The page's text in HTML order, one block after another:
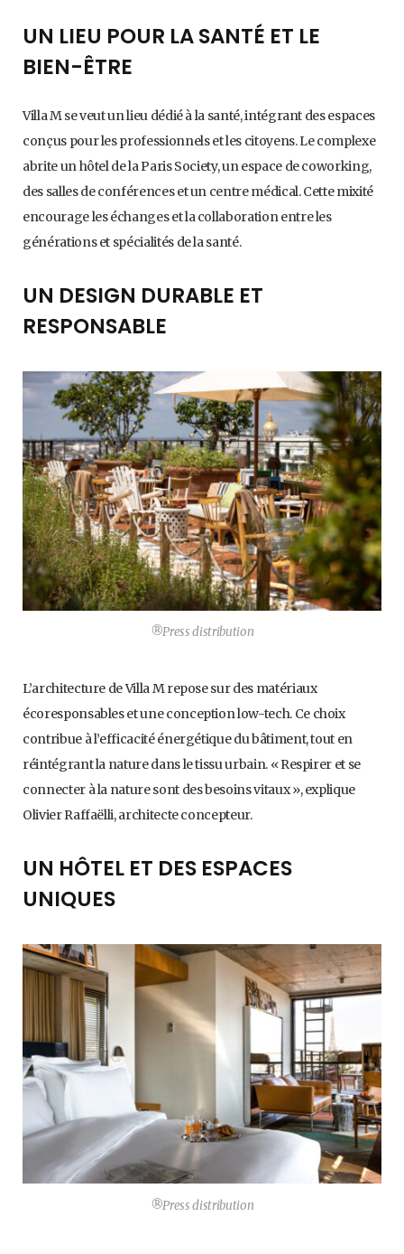
UN LIEU POUR LA SANTÉ ET LE
BIEN-ÊTRE
Villa M se veut un lieu dédié à la santé, intégrant des espaces
conçus pour les professionnels et les citoyens. Le complexe
abrite un hôtel de la Paris Society, un espace de coworking,
des salles de conférences et un centre médical. Cette mixité
encourage les échanges et la collaboration entre les
générations et spécialités de la santé.
UN DESIGN DURABLE ET
RESPONSABLE
®Press distribution
L’architecture de Villa M repose sur des matériaux
écoresponsables et une conception low-tech. Ce choix
contribue à l’efficacité énergétique du bâtiment, tout en
réintégrant la nature dans le tissu urbain. « Respirer et se
connecter à la nature sont des besoins vitaux », explique
Olivier Raffaëlli, architecte concepteur.
UN HÔTEL ET DES ESPACES
UNIQUES
®Press distribution